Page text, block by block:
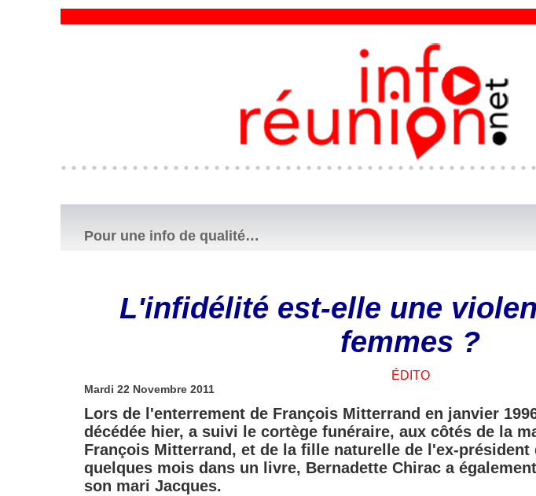
Pour une info de qualité…
L'infidélité est-elle une
femmes ?
ÉDITO
Mardi 22 Novembre 2011
Lors de l'enterrement de François Mitterrand en janvier
décédée hier, a suivi le cortège funéraire, aux côtés de la
François Mitterrand, et de la fille naturelle de l'ex-président
quelques mois dans un livre, Bernadette Chirac a
son mari Jacques.